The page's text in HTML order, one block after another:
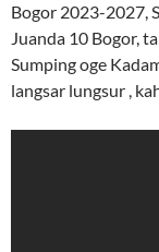
Bogor 2023-2027,
Juanda 10 Bogor,
Sumping oge
langsar lungsur ,